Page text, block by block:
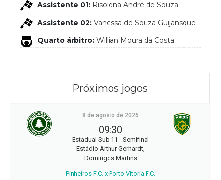
Assistente 01: Risolena André de Souza
Assistente 02: Vanessa de Souza Guijansque
Quarto árbitro: Willian Moura da Costa
Próximos jogos
8 de agosto de 2026
09:30
Estadual Sub 11 - Semifinal
Estádio Arthur Gerhardt,
Domingos Martins
Pinheiros F.C. x Porto Vitoria F.C.